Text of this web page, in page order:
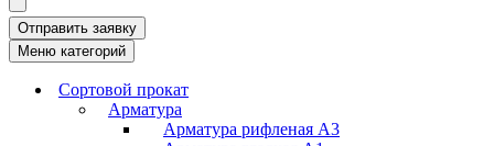
Отправить заявку
Меню категорий
Сортовой прокат
Арматура
Арматура рифленая А3